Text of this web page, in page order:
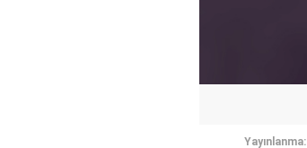
Yayınlanma: